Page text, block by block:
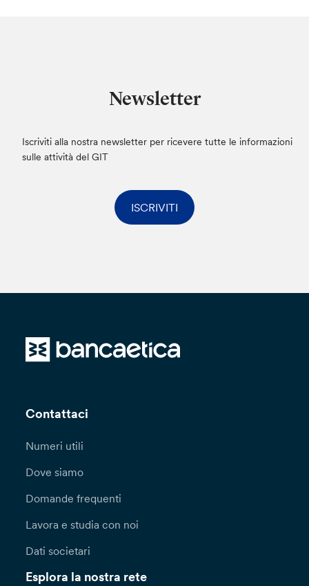
Newsletter
Iscriviti alla nostra newsletter per ricevere tutte le informazioni
sulle attività del GIT
ISCRIVITI
Contattaci
Numeri utili
Dove siamo
Domande frequenti
Lavora e studia con noi
Dati societari
Esplora la nostra rete